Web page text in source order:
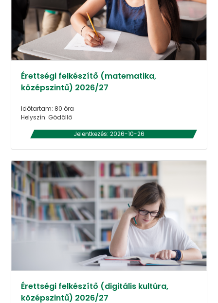
Érettségi felkészítő (matematika,
középszintű) 2026/27
Időtartam: 80 óra
Helyszín: Gödöllő
Jelentkezés: 2026-10-26
Érettségi felkészítő (digitális kultúra,
középszintű) 2026/27